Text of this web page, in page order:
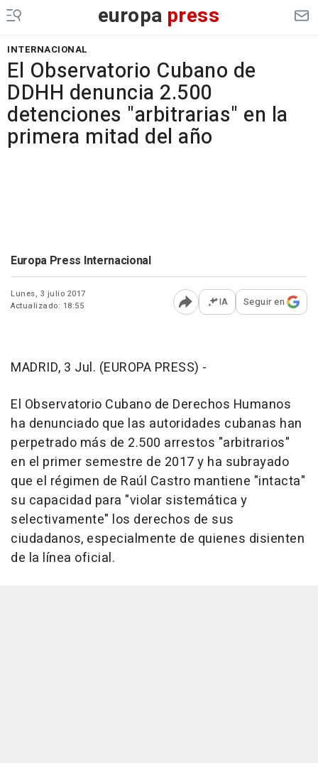
europa press
INTERNACIONAL
El Observatorio Cubano de
DDHH denuncia 2.500
detenciones "arbitrarias" en la
primera mitad del año
Europa Press Internacional
Lunes, 3 julio 2017
Actualizado: 18:55
Abrir opciones para
IA Seguir en
MADRID, 3 Jul. (EUROPA PRESS) -
El Observatorio Cubano de Derechos Humanos
ha denunciado que las autoridades cubanas han
perpetrado más de 2.500 arrestos "arbitrarios"
en el primer semestre de 2017 y ha subrayado
que el régimen de Raúl Castro mantiene "intacta"
su capacidad para "violar sistemática y
selectivamente" los derechos de sus
ciudadanos, especialmente de quienes disienten
de la línea oficial.